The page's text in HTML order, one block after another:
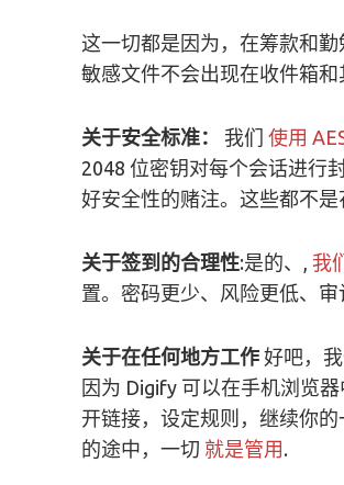
这一切都是因为，在筹款和勤
敏感文件不会出现在收件箱
关于安全标准： 我们 使用
2048 位密钥对每个会话进行
好安全性的赌注。这些都不
关于签到的合理性:是的、, 我
置。密码更少、风险更低、
关于在任何地方工作 好吧，
因为 Digify 可以在手机浏览
开链接，设定规则，继续你
的途中，一切 就是管用 .